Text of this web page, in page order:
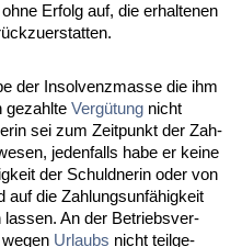
Er­folg auf, die er­hal­te­nen
der In­sol­venz­mas­se die ihm
ge­zahl­te Vergütung nicht
sei zum Zeit­punkt der Zah­
je­den­falls ha­be er kei­ne
der Schuld­ne­rin oder von
auf die Zah­lungs­unfähig­keit
las­sen. An der Be­triebs­ver­
Ur­laubs nicht teil­ge­